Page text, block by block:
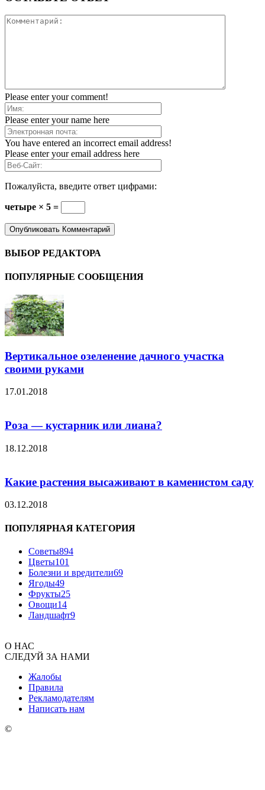
Please enter your comment!
Please enter your name here
You have entered an incorrect email address!
Please enter your email address here
Пожалуйста, введите ответ цифрами:
четыре × 5 =
ВЫБОР РЕДАКТОРА
ПОПУЛЯРНЫЕ СООБЩЕНИЯ
Вертикальное озеленение дачного участка
своими руками
17.01.2018
Роза — кустарник или лиана?
18.12.2018
Какие растения высаживают в каменистом саду
03.12.2018
ПОПУЛЯРНАЯ КАТЕГОРИЯ
Советы894
Цветы101
Болезни и вредители69
Ягоды49
Фрукты25
Овощи14
Ландшафт9
О НАС
СЛЕДУЙ ЗА НАМИ
Жалобы
Правила
Рекламодателям
Написать нам
©